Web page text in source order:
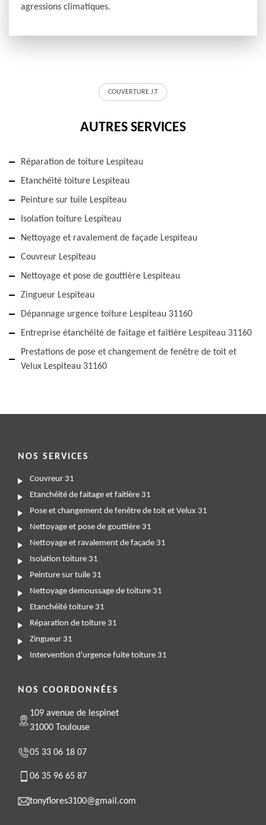
agressions climatiques.
COUVERTURE J.T
AUTRES SERVICES
Réparation de toiture Lespiteau
Etanchéité toiture Lespiteau
Peinture sur tuile Lespiteau
Isolation toiture Lespiteau
Nettoyage et ravalement de façade Lespiteau
Couvreur Lespiteau
Nettoyage et pose de gouttière Lespiteau
Zingueur Lespiteau
Dépannage urgence toiture Lespiteau 31160
Entreprise étanchéité de faitage et faitière Lespiteau 31160
Prestations de pose et changement de fenêtre de toit et
Velux Lespiteau 31160
NOS SERVICES
Couvreur 31
Etanchéité de faitage et faitière 31
Pose et changement de fenêtre de toit et Velux 31
Nettoyage et pose de gouttière 31
Nettoyage et ravalement de façade 31
Isolation toiture 31
Peinture sur tuile 31
Nettoyage demoussage de toiture 31
Etanchéité toiture 31
Réparation de toiture 31
Zingueur 31
Intervention d'urgence fuite toiture 31
NOS COORDONNÉES
109 avenue de lespinet
31000 Toulouse
05 33 06 18 07
06 35 96 65 87
tonyflores3100@gmail.com